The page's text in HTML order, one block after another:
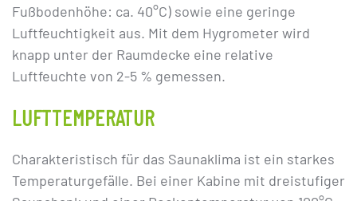
Fußbodenhöhe: ca. 40°C) sowie eine geringe
Luftfeuchtigkeit aus. Mit dem Hygrometer wird
knapp unter der Raumdecke eine relative
Luftfeuchte von 2-5 % gemessen.
LUFTTEMPERATUR
Charakteristisch für das Saunaklima ist ein starkes
Temperaturgefälle. Bei einer Kabine mit dreistufiger